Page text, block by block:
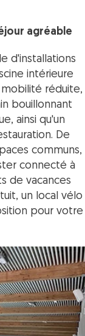
agréable
d'installations
intérieure
réduite,
bouillonnant
ainsi qu'un
De
communs,
connecté à
de vacances
un local vélo
pour votre